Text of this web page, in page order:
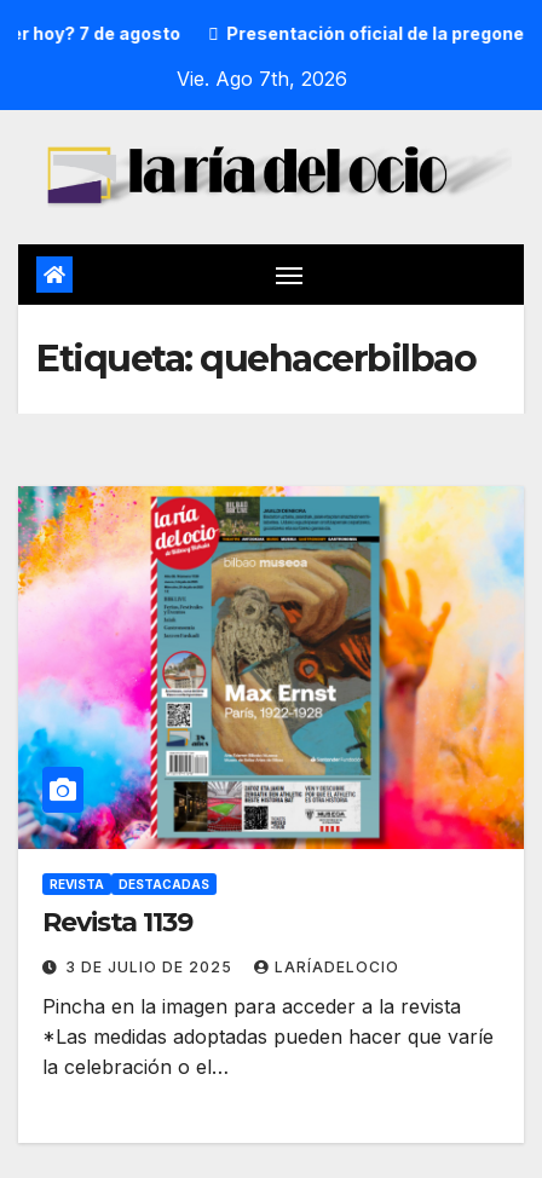
de agosto Presentación oficial de la pregonera y
Vie. Ago 7th, 2026
Etiqueta:quehacerbilbao
REVISTA DESTACADAS
Revista 1139
3 DE JULIO DE 2025 LARÍADELOCIO
Pincha en la imagen para acceder a la revista
*Las medidas adoptadas pueden hacer que varíe
la celebración o el…